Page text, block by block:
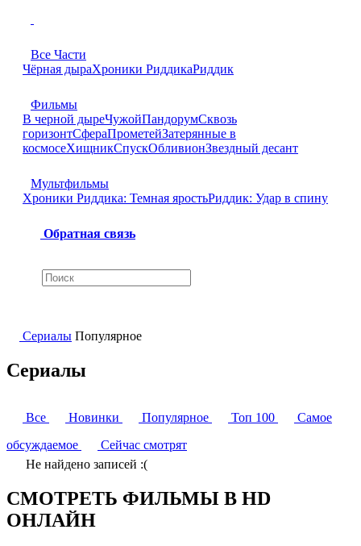
Все Части
Чёрная дыраХроники РиддикаРиддик
Фильмы
В черной дыреЧужойПандорумСквозь
горизонтСфераПрометейЗатерянные в
космосеХищникСпускОбливионЗвездный десант
Мультфильмы
Хроники Риддика: Темная яростьРиддик: Удар в спину
Обратная связь
Сериалы Популярное
Сериалы
Все Новинки Популярное Топ 100
Самое
обсуждаемое
Сейчас смотрят
Не найдено записей :(
СМОТРЕТЬ ФИЛЬМЫ В HD
ОНЛАЙН